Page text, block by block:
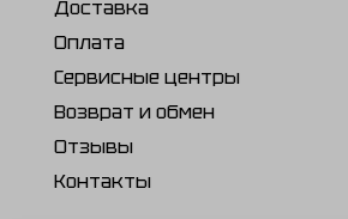
Доставка
Оплата
Сервисные центры
Возврат и обмен
Отзывы
Контакты